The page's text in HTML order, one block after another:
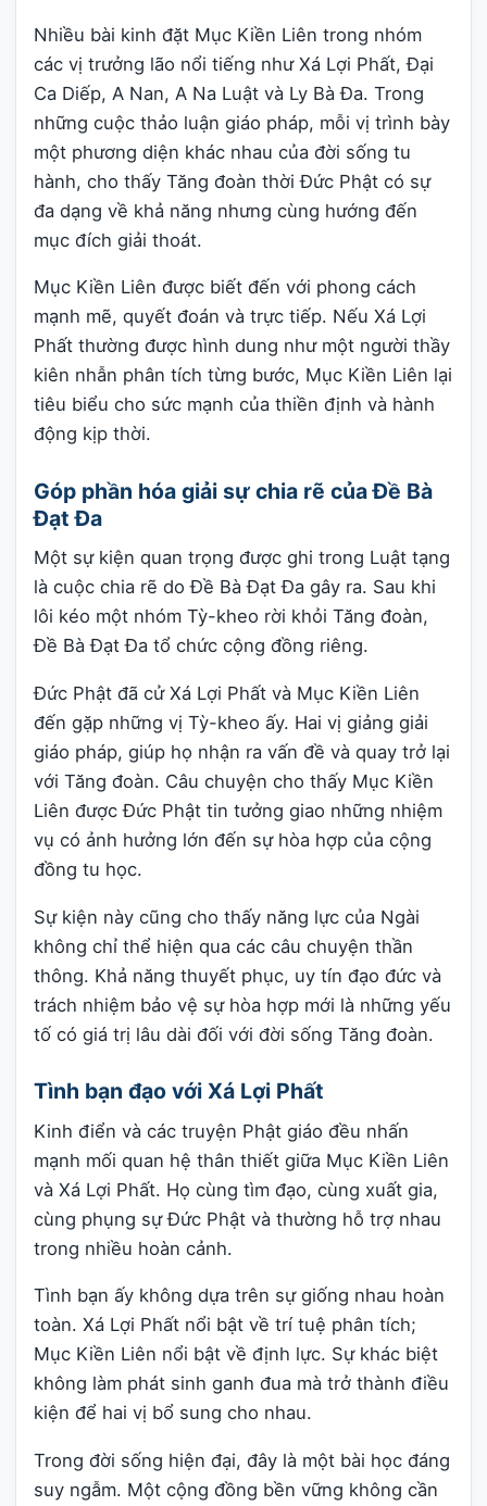
Nhiều bài kinh đặt Mục Kiền Liên trong nhóm
các vị trưởng lão nổi tiếng như Xá Lợi Phất, Đại
Ca Diếp, A Nan, A Na Luật và Ly Bà Đa. Trong
những cuộc thảo luận giáo pháp, mỗi vị trình bày
một phương diện khác nhau của đời sống tu
hành, cho thấy Tăng đoàn thời Đức Phật có sự
đa dạng về khả năng nhưng cùng hướng đến
mục đích giải thoát.
Mục Kiền Liên được biết đến với phong cách
mạnh mẽ, quyết đoán và trực tiếp. Nếu Xá Lợi
Phất thường được hình dung như một người thầy
kiên nhẫn phân tích từng bước, Mục Kiền Liên lại
tiêu biểu cho sức mạnh của thiền định và hành
động kịp thời.
Góp phần hóa giải sự chia rẽ của Đề Bà
Đạt Đa
Một sự kiện quan trọng được ghi trong Luật tạng
là cuộc chia rẽ do Đề Bà Đạt Đa gây ra. Sau khi
lôi kéo một nhóm Tỳ-kheo rời khỏi Tăng đoàn,
Đề Bà Đạt Đa tổ chức cộng đồng riêng.
Đức Phật đã cử Xá Lợi Phất và Mục Kiền Liên
đến gặp những vị Tỳ-kheo ấy. Hai vị giảng giải
giáo pháp, giúp họ nhận ra vấn đề và quay trở lại
với Tăng đoàn. Câu chuyện cho thấy Mục Kiền
Liên được Đức Phật tin tưởng giao những nhiệm
vụ có ảnh hưởng lớn đến sự hòa hợp của cộng
đồng tu học.
Sự kiện này cũng cho thấy năng lực của Ngài
không chỉ thể hiện qua các câu chuyện thần
thông. Khả năng thuyết phục, uy tín đạo đức và
trách nhiệm bảo vệ sự hòa hợp mới là những yếu
tố có giá trị lâu dài đối với đời sống Tăng đoàn.
Tình bạn đạo với Xá Lợi Phất
Kinh điển và các truyện Phật giáo đều nhấn
mạnh mối quan hệ thân thiết giữa Mục Kiền Liên
và Xá Lợi Phất. Họ cùng tìm đạo, cùng xuất gia,
cùng phụng sự Đức Phật và thường hỗ trợ nhau
trong nhiều hoàn cảnh.
Tình bạn ấy không dựa trên sự giống nhau hoàn
toàn. Xá Lợi Phất nổi bật về trí tuệ phân tích;
Mục Kiền Liên nổi bật về định lực. Sự khác biệt
không làm phát sinh ganh đua mà trở thành điều
kiện để hai vị bổ sung cho nhau.
Trong đời sống hiện đại, đây là một bài học đáng
suy ngẫm. Một cộng đồng bền vững không cần